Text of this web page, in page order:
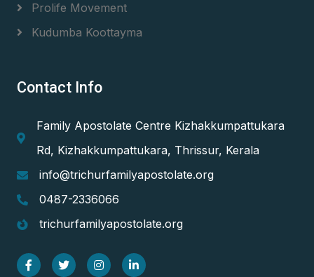
Prolife Movement
Kudumba Koottayma
Contact Info
Family Apostolate Centre Kizhakkumpattukara
Rd, Kizhakkumpattukara, Thrissur, Kerala
info@trichurfamilyapostolate.org
0487-2336066
trichurfamilyapostolate.org